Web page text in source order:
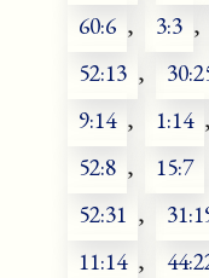
60:6 , 3:3 ,
52:13 ,
9:14 , 1:14 ,
52:8 , 15:7
52:31 ,
11:14 ,